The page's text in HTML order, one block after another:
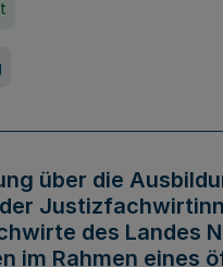
über die
des Landes
im Rahmen eines